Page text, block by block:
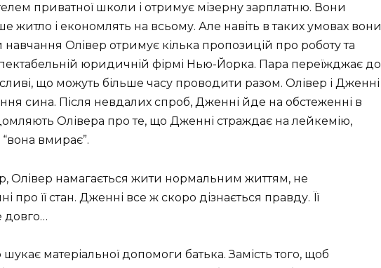
приватної школи і отримує мізерну зарплатню. Вони
житло і економлять на всьому. Але навіть в таких умовах вони
Олівер отримує кілька пропозицій про роботу та
юридичній фірмі Нью-Йорка. Пара переїжджає до
що можуть більше часу проводити разом. Олівер і Дженні
сина. Після невдалих спроб, Дженні йде на обстеженні в
Олівера про те, що Дженні страждає на лейкемію,
вмирає”.
Олівер намагається жити нормальним життям, не
її стан. Дженні все ж скоро дізнається правду. Її
довго…
матеріальної допомоги батька. Замість того, щоб